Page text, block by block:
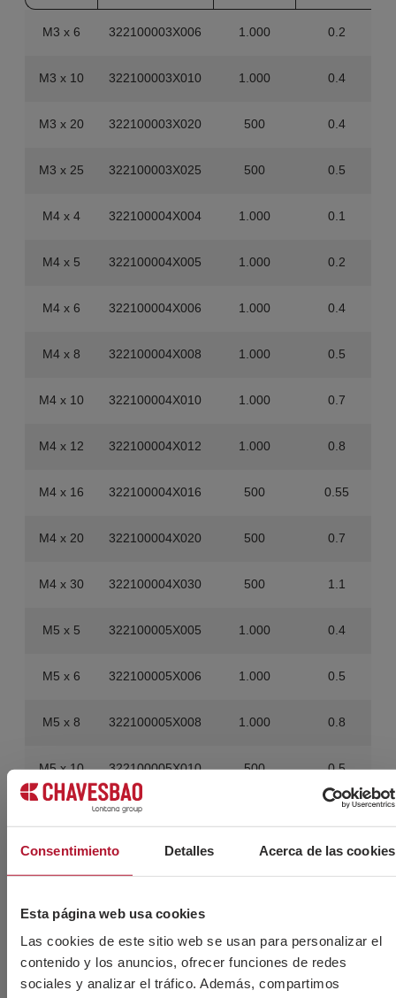
Consentimiento Detalles Acerca de las cookies
Esta página web usa cookies
Las cookies de este sitio web se usan para personalizar el
contenido y los anuncios, ofrecer funciones de redes
sociales y analizar el tráfico. Además, compartimos
M3 x 6 322100003X006 1.000 0.2
M3 x 10 322100003X010 1.000 0.4
M3 x 20 322100003X020 500 0.4
M3 x 25 322100003X025 500 0.5
M4 x 4 322100004X004 1.000 0.1
M4 x 5 322100004X005 1.000 0.2
M4 x 6 322100004X006 1.000 0.4
M4 x 8 322100004X008 1.000 0.5
M4 x 10 322100004X010 1.000 0.7
M4 x 12 322100004X012 1.000 0.8
M4 x 16 322100004X016 500 0.55
M4 x 20 322100004X020 500 0.7
M4 x 30 322100004X030 500 1.1
M5 x 5 322100005X005 1.000 0.4
M5 x 6 322100005X006 1.000 0.5
M5 x 8 322100005X008 1.000 0.8
M5 x 10 322100005X010 500 0.5
322100005X012
M5 x 16 322100005X016 500 0.85
M5 x 20 322100005X020
500